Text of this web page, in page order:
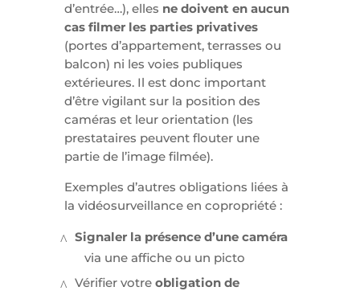
d’entrée…), elles ne doivent en aucun
cas filmer les parties privatives
(portes d’appartement, terrasses ou
balcon) ni les voies publiques
extérieures. Il est donc important
d’être vigilant sur la position des
caméras et leur orientation (les
prestataires peuvent flouter une
partie de l’image filmée).
Exemples d’autres obligations liées à
la vidéosurveillance en copropriété :
Signaler la présence d’une caméra
via une affiche ou un picto
Vérifier votre obligation de